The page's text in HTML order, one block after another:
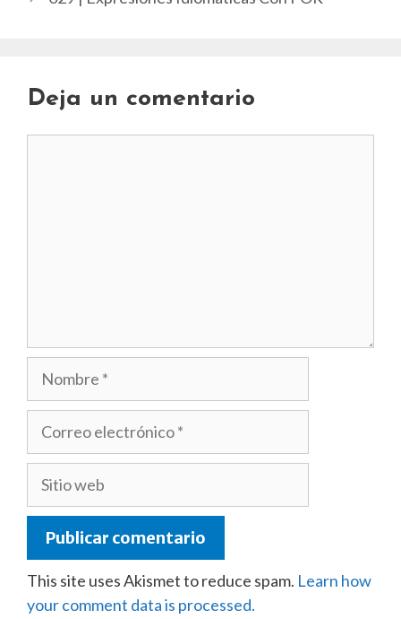
Deja un comentario
This site uses Akismet to reduce spam. Learn how
your comment data is processed.